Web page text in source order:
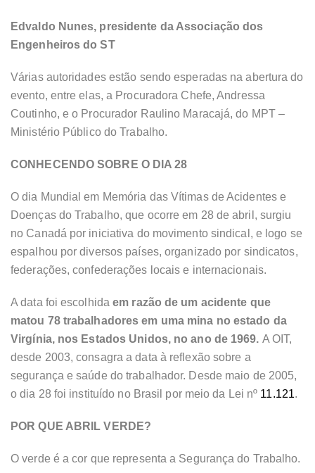
Edvaldo Nunes, presidente da Associação dos
Engenheiros do ST
Várias autoridades estão sendo esperadas na abertura do
evento, entre elas, a Procuradora Chefe, Andressa
Coutinho, e o Procurador Raulino Maracajá, do MPT –
Ministério Público do Trabalho.
CONHECENDO SOBRE O DIA 28
O dia Mundial em Memória das Vítimas de Acidentes e
Doenças do Trabalho, que ocorre em 28 de abril, surgiu
no Canadá por iniciativa do movimento sindical, e logo se
espalhou por diversos países, organizado por sindicatos,
federações, confederações locais e internacionais.
A data foi escolhidaem razão de um acidente que
matou 78 trabalhadores em uma mina no estado da
Virgínia, nos Estados Unidos, no ano de 1969. A OIT,
desde 2003, consagra a data à reflexão sobre a
segurança e saúde do trabalhador. Desde maio de 2005,
o dia 28 foi instituído no Brasil por meio da Lei nº 11.121.
POR QUE ABRIL VERDE?
O verde é a cor que representa a Segurança do Trabalho.